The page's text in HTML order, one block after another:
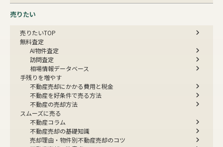
売りたい
売りたいTOP
無料査定
AI物件査定
訪問査定
相場情報データベース
手残りを増やす
不動産売却にかかる費用と税金
不動産を好条件で売る方法
不動産の売却方法
スムーズに売る
不動産コラム
不動産売却の基礎知識
売却理由・物件別不動産売却のコツ